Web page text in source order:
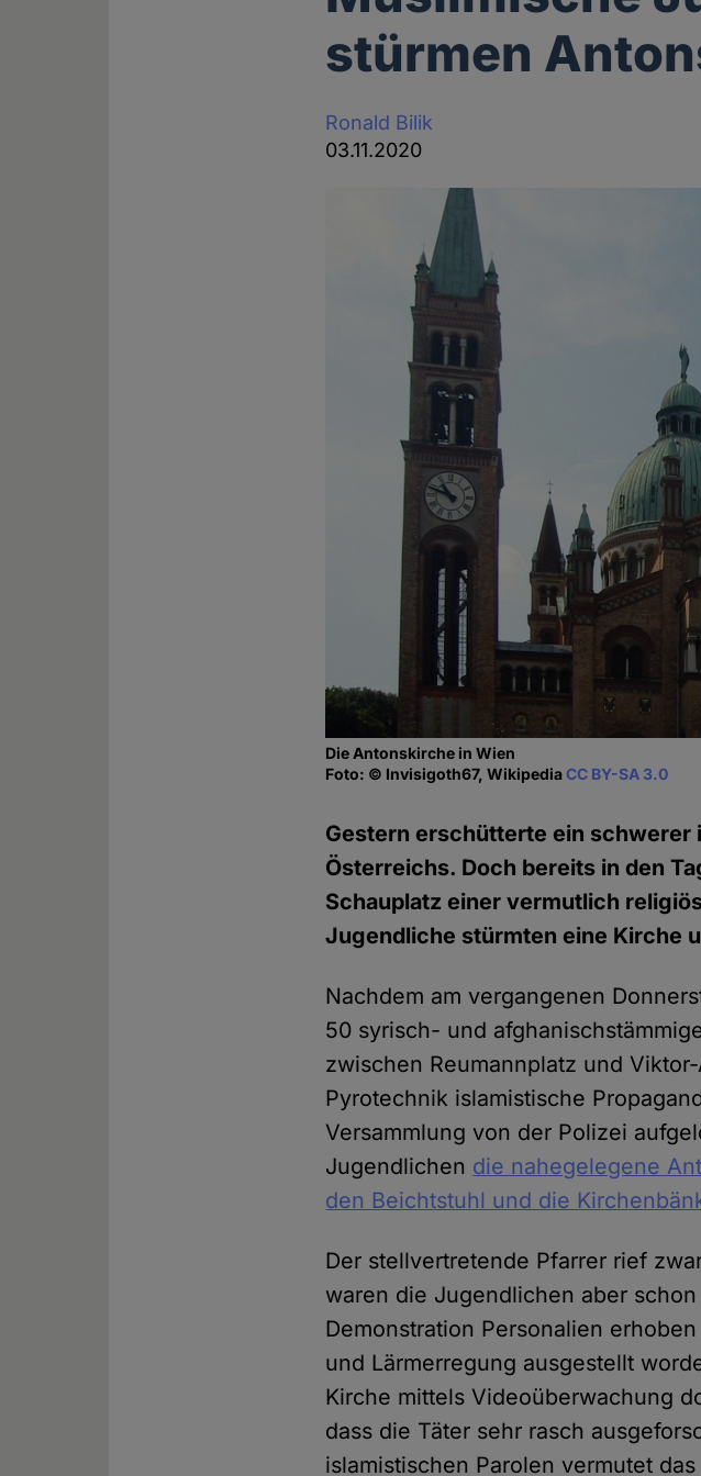
stürmen
Ronald Bilik
03.11.2020
Die Antonskirche in Wien
Foto: © Invisigoth67, WikipediaCC BY-SA 3.0
Gestern erschütterte ein
Österreichs. Doch bereits in den
Schauplatz einer vermutlich
Jugendliche stürmten eine Kirche
Nachdem am vergangenen
50 syrisch- und
zwischen Reumannplatz und
Pyrotechnik islamistische
Versammlung von der Polizei
Jugendlichen die nahegelegene
den Beichtstuhl und die
Der stellvertretende Pfarrer rief
waren die Jugendlichen aber
Demonstration Personalien
und Lärmerregung ausgestellt
Kirche mittels Videoüberwachung
dass die Täter sehr rasch
islamistischen Parolen vermutet